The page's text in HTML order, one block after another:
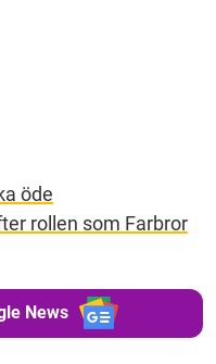
öde
rollen som Farbror
News